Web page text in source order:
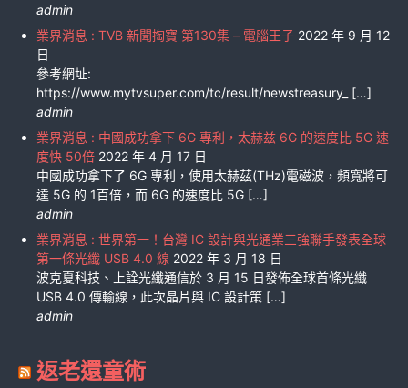
admin
業界消息 : TVB 新聞掏寶 第130集 – 電腦王子 2022 年 9 月 12
日
參考網址:
https://www.mytvsuper.com/tc/result/newstreasury_ […]
admin
業界消息 : 中國成功拿下 6G 專利，太赫兹 6G 的速度比 5G 速
度快 50倍 2022 年 4 月 17 日
中國成功拿下了 6G 專利，使用太赫茲(THz)電磁波，頻寬將可
達 5G 的 1百倍，而 6G 的速度比 5G […]
admin
業界消息 : 世界第一！台灣 IC 設計與光通業三強聯手發表全球
第一條光纖 USB 4.0 線 2022 年 3 月 18 日
波克夏科技、上詮光纖通信於 3 月 15 日發佈全球首條光纖
USB 4.0 傳輸線，此次晶片與 IC 設計策 […]
admin
返老還童術